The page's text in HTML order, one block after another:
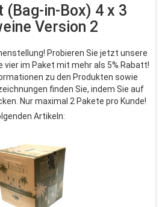
(Bag-in-Box) 4 x 3
Version 2
Probieren Sie jetzt unsere
vier im Paket mit mehr als 5% Rabatt!
zu den Produkten sowie
finden Sie, indem Sie auf
Nur maximal 2 Pakete pro Kunde!
Artikeln: